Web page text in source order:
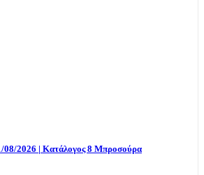
08/2026 | Κατάλογος 8 Μπροσούρα